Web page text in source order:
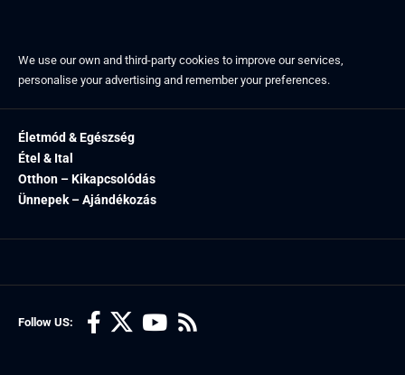
We use our own and third-party cookies to improve our services,
personalise your advertising and remember your preferences.
Életmód & Egészség
Étel & Ital
Otthon – Kikapcsolódás
Ünnepek – Ajándékozás
Follow US: